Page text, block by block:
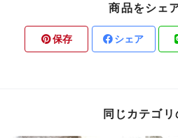
商品をシェ
保存 シェア
同じカテゴ